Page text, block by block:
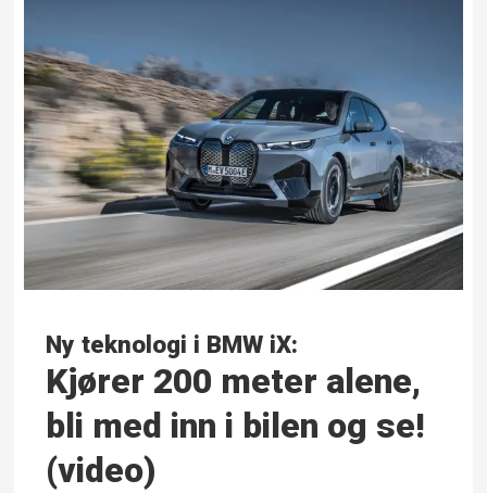
Ny teknologi i BMW iX:
Kjører 200 meter alene,
bli med inn i bilen og se!
(video)